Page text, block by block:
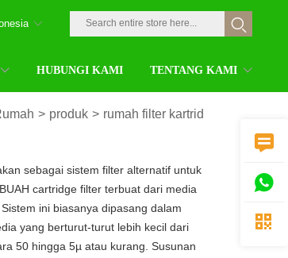
HUBUNGI KAMI TENTANG KAMI
> produk > rumah filter kartrid
sebagai sistem filter alternatif untuk
cartridge filter terbuat dari media
ini biasanya dipasang dalam
yang berturut-turut lebih kecil dari
50 hingga 5µ atau kurang. Susunan


